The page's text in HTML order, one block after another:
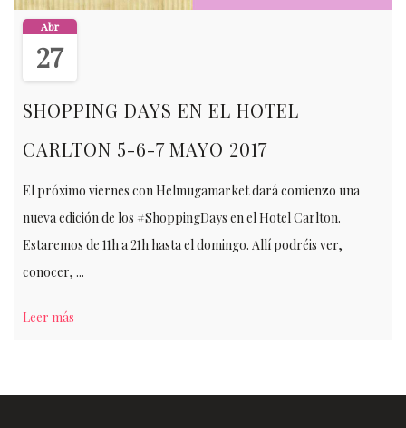
Abr
27
SHOPPING DAYS EN EL HOTEL
CARLTON 5-6-7 MAYO 2017
El próximo viernes con Helmugamarket dará comienzo una
nueva edición de los #ShoppingDays en el Hotel Carlton.
Estaremos de 11h a 21h hasta el domingo. Allí podréis ver,
conocer, ...
Leer más